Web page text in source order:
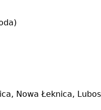
Nowa Łeknica,